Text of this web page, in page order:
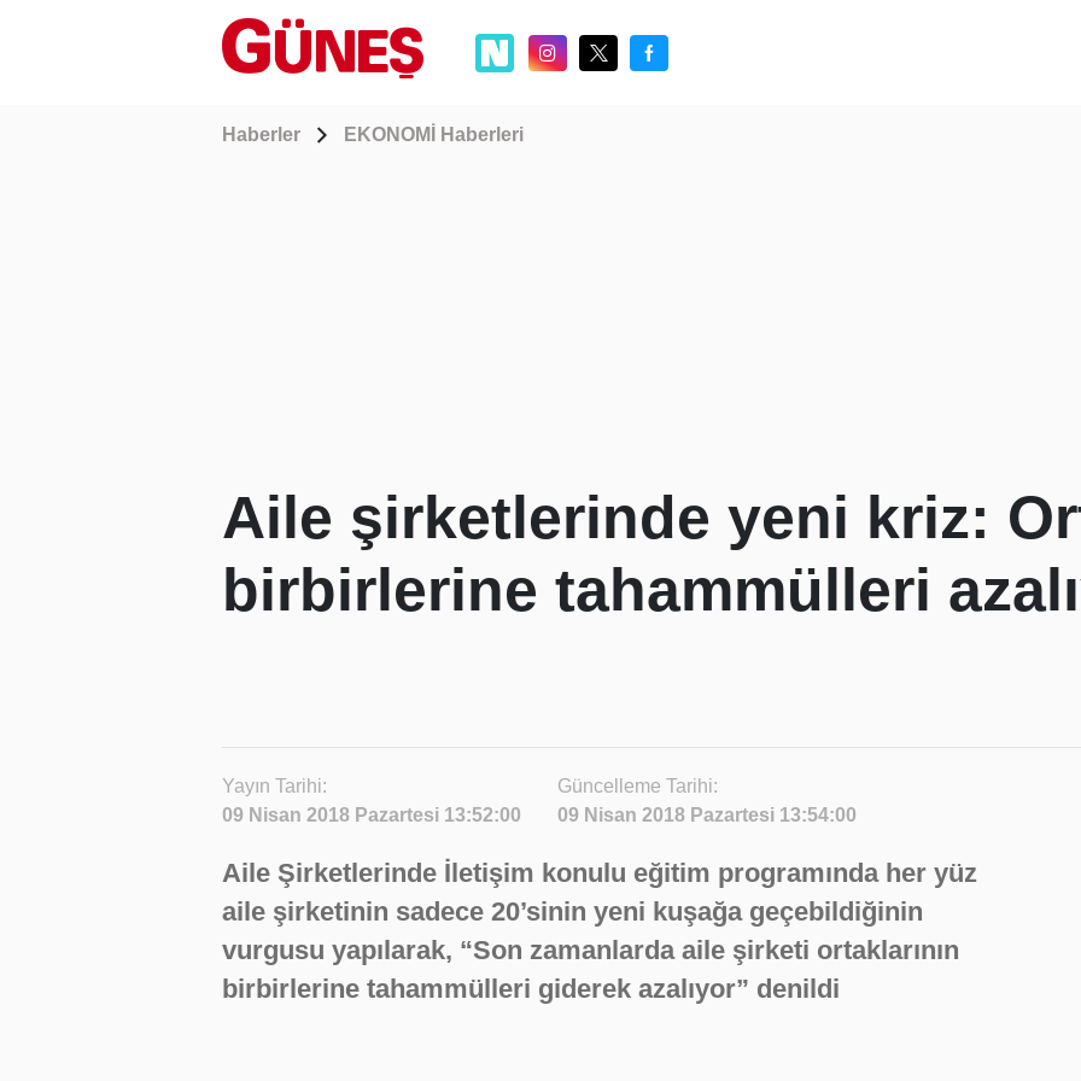
Haberler EKONOMİ Haberleri
Aile şirketlerinde yeni kriz:
birbirlerine tahammülleri
Yayın Tarihi:
09 Nisan 2018 Pazartesi 13:52:00
Güncelleme Tarihi:
09 Nisan 2018 Pazartesi 13:54:00
Aile Şirketlerinde İletişim konulu eğitim programında her yüz
aile şirketinin sadece 20’sinin yeni kuşağa geçebildiğinin
vurgusu yapılarak, “Son zamanlarda aile şirketi ortaklarının
birbirlerine tahammülleri giderek azalıyor” denildi